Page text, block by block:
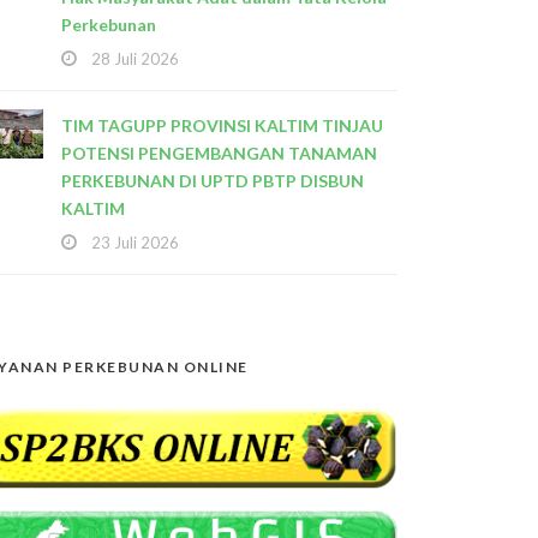
Perkebunan
28 Juli 2026
TIM TAGUPP PROVINSI KALTIM TINJAU
POTENSI PENGEMBANGAN TANAMAN
PERKEBUNAN DI UPTD PBTP DISBUN
KALTIM
23 Juli 2026
PERKEBUNAN ONLINE